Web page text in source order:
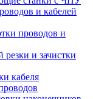
и кабелей
проводов и
и зачистки
кабеля